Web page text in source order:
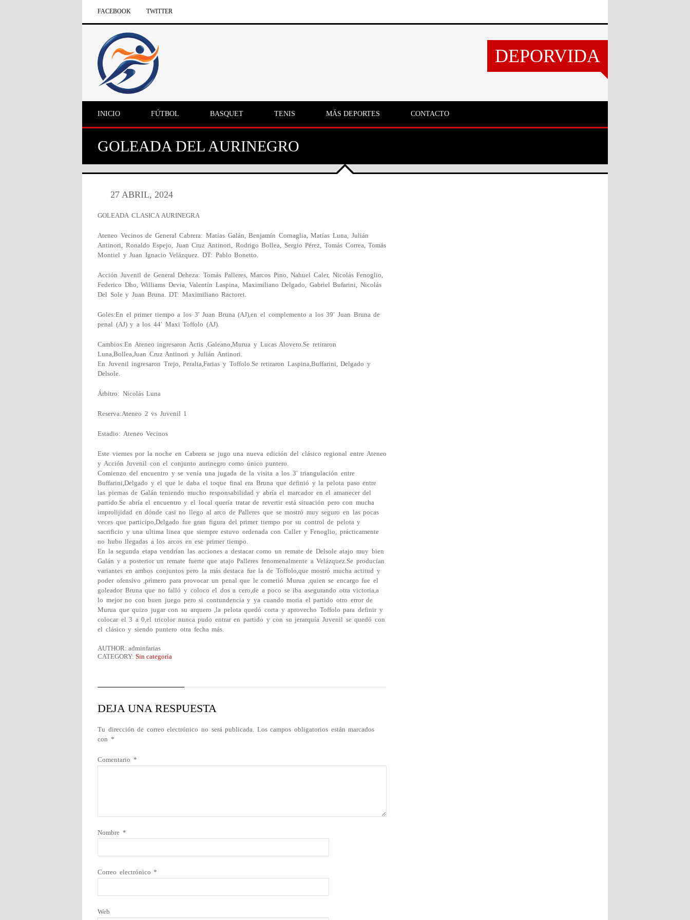
FACEBOOK TWITTER
DEPORVIDA
INICIO FÚTBOL BASQUET TENIS MÁS DEPORTES CONTACTO
GOLEADA DEL AURINEGRO
27 ABRIL, 2024
GOLEADA CLASICA AURINEGRA
Ateneo Vecinos de General Cabrera: Matías Galán, Benjamín Cornaglia, Matías Luna, Julián
Antinori, Ronaldo Espejo, Juan Cruz Antinori, Rodrigo Bollea, Sergio Pérez, Tomás Correa, Tomás
Montiel y Juan Ignacio Velázquez. DT: Pablo Bonetto.
Acción Juvenil de General Deheza: Tomás Palleres, Marcos Pino, Nahuel Caler, Nicolás Fenoglio,
Federico Dho, Williams Devia, Valentín Laspina, Maximiliano Delgado, Gabriel Bufarini, Nicolás
Del Sole y Juan Bruna. DT: Maximiliano Ractoret.
Goles:En el primer tiempo a los 3′ Juan Bruna (AJ),en el complemento a los 39′ Juan Bruna de
penal (AJ) y a los 44′ Maxi Toffolo (AJ).
Cambios:En Ateneo ingresaron Actis ,Galeano,Murua y Lucas Alovero.Se retiraron
Luna,Bollea,Juan Cruz Antinori y Julián Antinori.
En Juvenil ingresaron Trejo, Peralta,Farias y Toffolo.Se retiraron Laspina,Buffarini, Delgado y
Delsole.
Árbitro: Nicolás Luna
Reserva:Ateneo 2 vs Juvenil 1
Estadio: Ateneo Vecinos
Este viernes por la noche en Cabrera se jugo una nueva edición del clásico regional entre Ateneo
y Acción Juvenil con el conjunto aurinegro como único puntero.
Comienzo del encuentro y se venía una jugada de la visita a los 3′ triangulación entre
Buffarini,Delgado y el que le daba el toque final era Bruna que definió y la pelota paso entre
las piernas de Galán teniendo mucho responsabilidad y abría el marcador en el amanecer del
partido.Se abría el encuentro y el local quería tratar de revertir está situación pero con mucha
improlijidad en dónde casi no llego al arco de Palleres que se mostró muy seguro en las pocas
veces que participo,Delgado fue gran figura del primer tiempo por su control de pelota y
sacrificio y una ultima linea que siempre estuvo ordenada con Caller y Fenoglio, prácticamente
no hubo llegadas a los arcos en ese primer tiempo.
En la segunda etapa vendrían las acciones a destacar como un remate de Delsole atajo muy bien
Galán y a posterior un remate fuerte que atajo Palleres fenomenalmente a Velázquez.Se producían
variantes en ambos conjuntos pero la más destaca fue la de Toffolo,que mostró mucha actitud y
poder ofensivo ,primero para provocar un penal que le cometió Murua ,quien se encargo fue el
goleador Bruna que no falló y coloco el dos a cero,de a poco se iba asegurando otra victoria,a
lo mejor no con buen juego pero si contundencia y ya cuando moria el partido otro error de
Murua que quizo jugar con su arquero ,la pelota quedó corta y aprovecho Toffolo para definir y
colocar el 3 a 0,el tricolor nunca pudo entrar en partido y con su jerarquía Juvenil se quedó con
el clásico y siendo puntero otra fecha más.
AUTHOR: adminfarias
CATEGORY: Sin categoría
DEJA UNA RESPUESTA
Tu dirección de correo electrónico no será publicada. Los campos obligatorios están marcados
con *
Comentario *
Nombre *
Correo electrónico*
Web